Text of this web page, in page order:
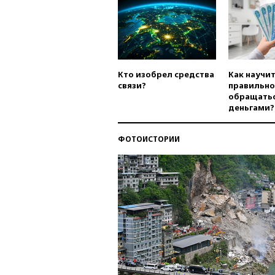
Кто изобрел средства
связи?
Как
правильно
деньгами?
ФОТОИСТОРИИ